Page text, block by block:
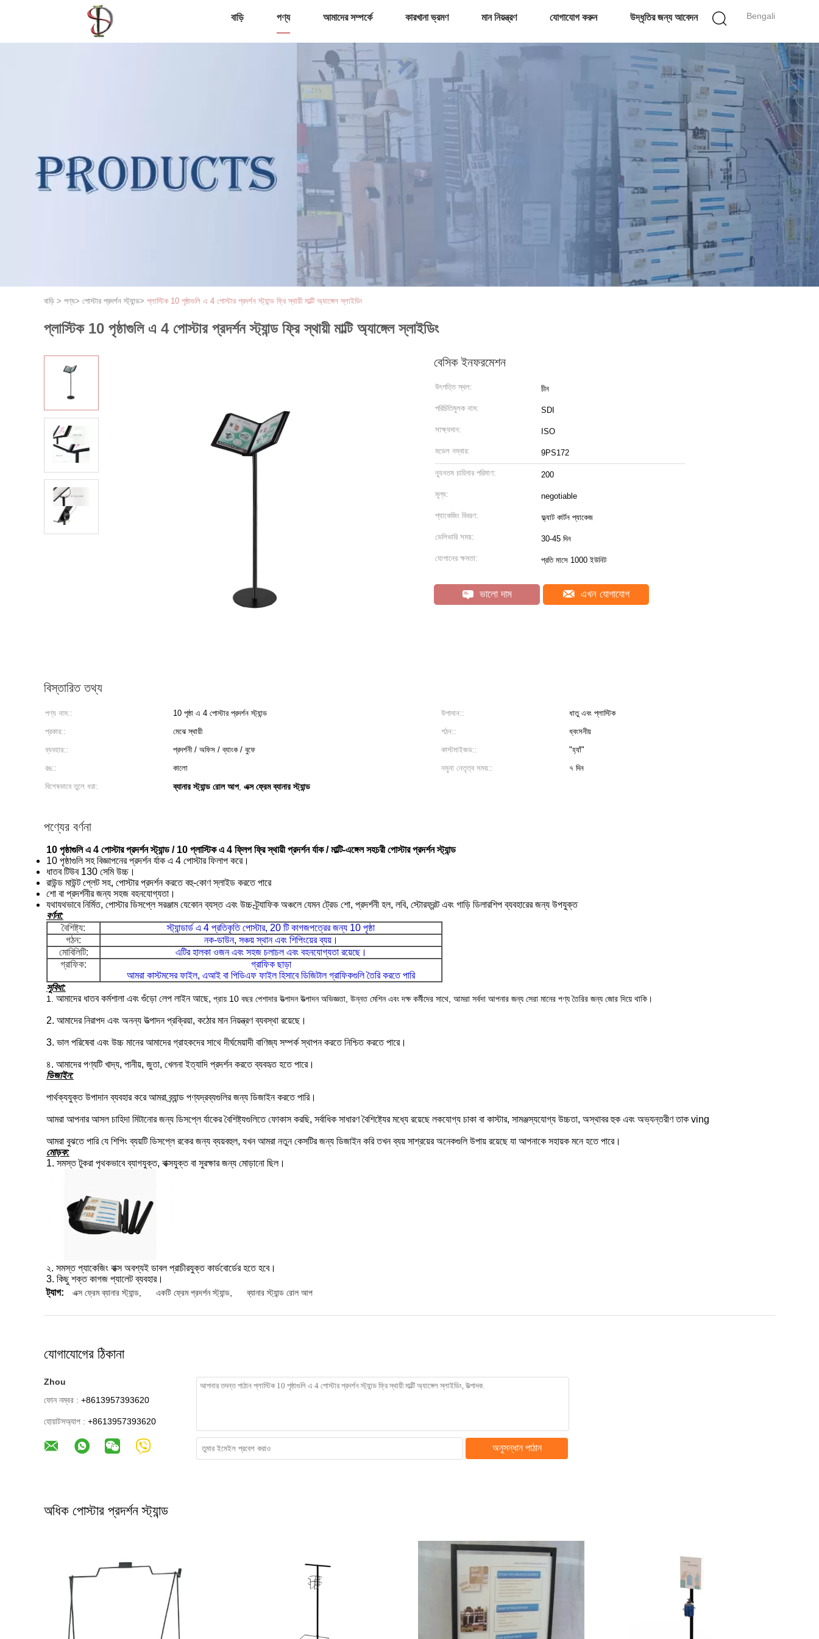
Bengali
বাড়ি পণ্য আমাদের সম্পর্কে কারখানা ভ্রমণ মান নিয়ন্ত্রণ যোগাযোগ করুন উদ্ধৃতির জন্য আবেদন
বাড়ি > পণ্য> পোস্টার প্রদর্শন স্ট্যান্ড> প্লাস্টিক 10 পৃষ্ঠাগুলি এ 4 পোস্টার প্রদর্শন স্ট্যান্ড ফ্রি স্থায়ী মাল্টি অ্যাঙ্গেল স্লাইডিং
প্লাস্টিক 10 পৃষ্ঠাগুলি এ 4 পোস্টার প্রদর্শন স্ট্যান্ড ফ্রি স্থায়ী মাল্টি অ্যাঙ্গেল স্লাইডিং
বেসিক ইনফরমেশন
উৎপত্তি স্থল: চীন
পরিচিতিমুলক নাম: SDI
সাক্ষ্যদান: ISO
মডেল নম্বার: 9PS172
ন্যূনতম চাহিদার পরিমাণ: 200
মূল্য: negotiable
প্যাকেজিং বিবরণ: ফ্ল্যাট কার্টন প্যাকেজ
ডেলিভারি সময়: 30-45 দিন
যোগানের ক্ষমতা: প্রতি মাসে 1000 ইউনিট
ভালো দাম এখন যোগাযোগ
বিস্তারিত তথ্য
পণ্য নাম:: 10 পৃষ্ঠা এ 4 পোস্টার প্রদর্শন স্ট্যান্ড উপাদান::
ধাতু এবং প্লাস্টিক
প্রকার::
মেঝে স্থায়ী গঠন::
ধ্বংসনীয়
ব্যবহার::
প্রদর্শনী / অফিস / ব্যাংক / বুফে কাস্টমাইজড::
"হ্যাঁ"
রঙ::
কালো নমুনা নেতৃত্ব সময়::
৭ দিন
বিশেষভাবে তুলে ধরা:
ব্যানার স্ট্যান্ড রোল আপ, এক্স ফ্রেম ব্যানার স্ট্যান্ড
পণ্যের বর্ণনা
10 পৃষ্ঠাগুলি এ 4 পোস্টার প্রদর্শন স্ট্যান্ড / 10 প্লাস্টিক এ 4 ফ্লিপ ফ্রি স্থায়ী প্রদর্শন র্যাক / মাল্টি-এঙ্গেল সহচরী পোস্টার প্রদর্শন স্ট্যান্ড
10 পৃষ্ঠাগুলি সহ বিজ্ঞাপনের প্রদর্শন র্যাক এ 4 পোস্টার ফিলাপ করে।
ধাতব টিউব 130 সেমি উচ্চ।
রাউন্ড মাউন্ট প্লেট সহ, পোস্টার প্রদর্শন করতে বহু-কোণ স্লাইড করতে পারে
শো বা প্রদর্শনীর জন্য সহজ বহনযোগ্যতা।
যথাযথভাবে নির্মিত, পোস্টার ডিসপ্লে সরঞ্জাম যেকোন ব্যস্ত এবং উচ্চ-ট্র্যাফিক অঞ্চলে যেমন ট্রেড শো, প্রদর্শনী হল, লবি, স্টোরফ্রন্ট এবং গাড়ি ডিলারশিপ ব্যবহারের জন্য উপযুক্ত
বর্ণনা:
বৈশিষ্ট্য:
স্ট্যান্ডার্ড এ 4 প্রতিকৃতি পোস্টার, 20 টি কাগজপত্রের জন্য 10 পৃষ্ঠা
গঠন:
নক-ডাউন, সঞ্চয় স্থান এবং শিপিংয়ের ব্যয়।
মোবিলিটি:
এটির হালকা ওজন এবং সহজ চলাচল এবং বহনযোগ্যতা রয়েছে।
গ্রাফিক:
গ্রাফিক ছাড়া
আমরা কাস্টমসের ফাইল, এআই বা পিডিএফ ফাইল হিসাবে ডিজিটাল গ্রাফিকগুলি তৈরি করতে পারি
সুবিধা:
1. আমাদের ধাতব কর্মশালা এবং গুঁড়ো লেপ লাইন আছে, প্রায় 10 বছর পেশাদার উত্পাদন উত্পাদন অভিজ্ঞতা, উন্নত মেশিন এবং দক্ষ কর্মীদের সাথে, আমরা সর্বদা আপনার জন্য সেরা মানের পণ্য তৈরির জন্য জোর দিয়ে থাকি।
2. আমাদের নিরাপদ এবং অনন্য উত্পাদন প্রক্রিয়া, কঠোর মান নিয়ন্ত্রণ ব্যবস্থা রয়েছে।
3. ভাল পরিষেবা এবং উচ্চ মানের আমাদের গ্রাহকদের সাথে দীর্ঘমেয়াদী বাণিজ্য সম্পর্ক স্থাপন করতে নিশ্চিত করতে পারে।
৪. আমাদের পণ্যটি খাদ্য, পানীয়, জুতা, খেলনা ইত্যাদি প্রদর্শন করতে ব্যবহৃত হতে পারে।
ডিজাইন:
পার্থক্যযুক্ত উপাদান ব্যবহার করে আমরা ব্র্যান্ড পণ্যদ্রব্যগুলির জন্য ডিজাইন করতে পারি।
আমরা আপনার আসল চাহিদা মিটানোর জন্য ডিসপ্লে র্যাকের বৈশিষ্ট্যগুলিতে ফোকাস করছি, সর্বাধিক সাধারণ বৈশিষ্ট্যের মধ্যে রয়েছে লকযোগ্য চাকা বা কাস্টার, সামঞ্জস্যযোগ্য উচ্চতা, অস্থাবর হুক এবং অভ্যন্তরীণ তাক ving
আমরা বুঝতে পারি যে শিপিং ব্যয়টি ডিসপ্লে রকের জন্য ব্যয়বহুল, যখন আমরা নতুন কেসটির জন্য ডিজাইন করি তখন ব্যয় সাশ্রয়ের অনেকগুলি উপায় রয়েছে যা আপনাকে সহায়ক মনে হতে পারে।
মোড়ক:
1. সমস্ত টুকরা পৃথকভাবে ব্যাগযুক্ত, বাক্সযুক্ত বা সুরক্ষার জন্য মোড়ানো ছিল।
২. সমস্ত প্যাকেজিং বাক্স অবশ্যই ডাবল প্রাচীরযুক্ত কার্ডবোর্ডের হতে হবে।
3. কিছু শক্ত কাগজ প্যালেট ব্যবহার।
ট্যাগ:
এক্স ফ্রেম ব্যানার স্ট্যান্ড একটি ফ্রেম প্রদর্শন স্ট্যান্ড ব্যানার স্ট্যান্ড রোল আপ
যোগাযোগের ঠিকানা
Zhou
ফোন নম্বর : +8613957393620
হোয়াটসঅ্যাপ : +8613957393620
অনুসন্ধান পাঠান
অধিক পোস্টার প্রদর্শন স্ট্যান্ড